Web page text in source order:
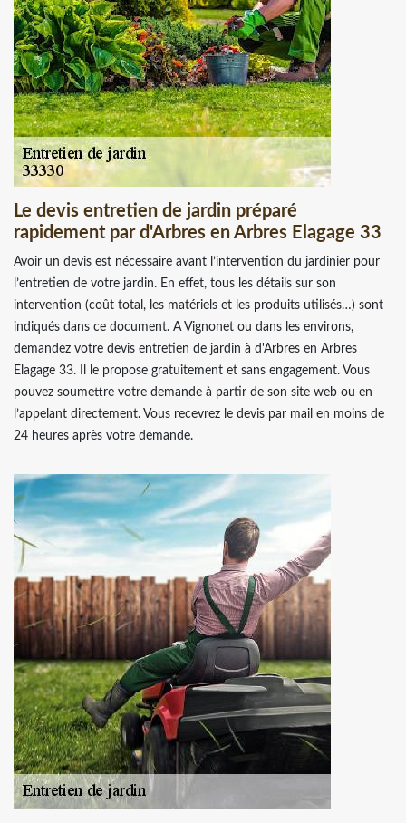
Le devis entretien de jardin préparé
rapidement par d'Arbres en Arbres Elagage 33
Avoir un devis est nécessaire avant l’intervention du jardinier pour
l’entretien de votre jardin. En effet, tous les détails sur son
intervention (coût total, les matériels et les produits utilisés…) sont
indiqués dans ce document. A Vignonet ou dans les environs,
demandez votre devis entretien de jardin à d'Arbres en Arbres
Elagage 33. Il le propose gratuitement et sans engagement. Vous
pouvez soumettre votre demande à partir de son site web ou en
l’appelant directement. Vous recevrez le devis par mail en moins de
24 heures après votre demande.